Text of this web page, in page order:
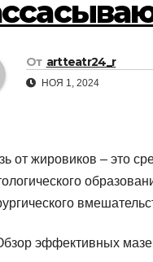
От artteatr24_r
НОЯ 1, 2024
от жировиков – это